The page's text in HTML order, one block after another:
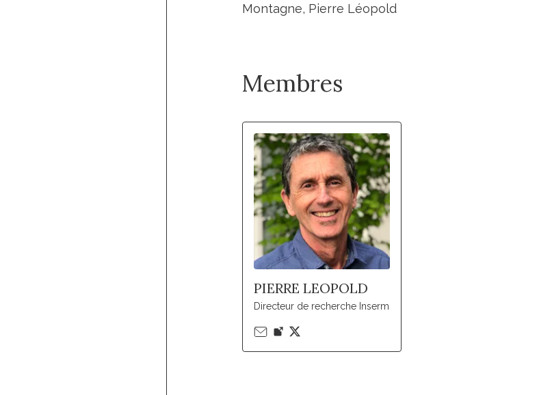
Montagne, Pierre Léopold
Membres
PIERRE LEOPOLD
Directeur de recherche Inserm